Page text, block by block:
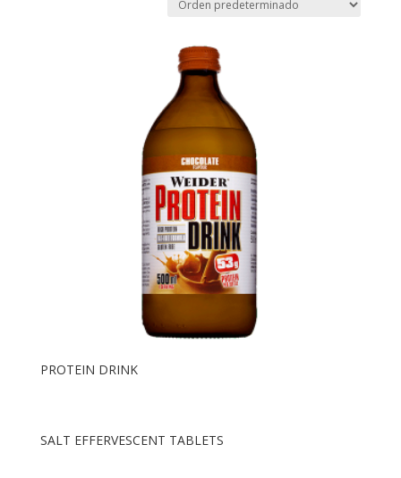
PROTEIN DRINK
SALT EFFERVESCENT TABLETS